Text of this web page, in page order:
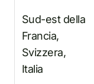
Sud-est della
Francia,
Svizzera,
Italia